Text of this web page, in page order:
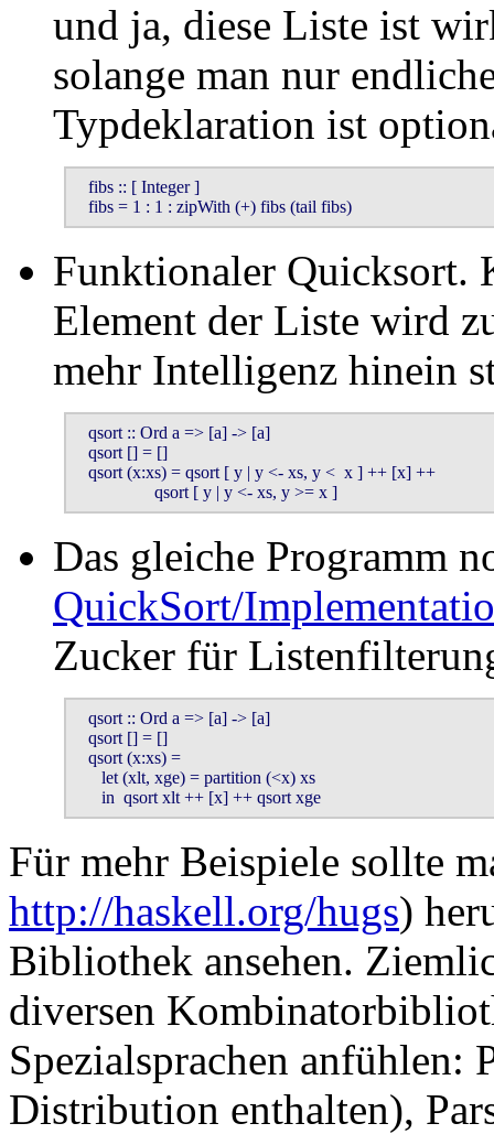
und ja, diese Liste ist
solange man nur
Typdeklaration ist
   fibs :: [ Integer ]
   fibs = 1 : 1 : zipWith (+) fibs (tail fibs)
Funktionaler Quicksort.
Element der Liste wird
mehr Intelligenz hinein
   qsort :: Ord a => [a] -> [a]
   qsort [] = []
   qsort (x:xs) = qsort [ y | y <- xs, y <  x ] ++ [x] ++
                  qsort [ y | y <- xs, y >= x ]
Das gleiche Programm
QuickSort/
Zucker für
   qsort :: Ord a => [a] -> [a]
   qsort [] = []
   qsort (x:xs) =
      let (xlt, xge) = partition (<x) xs
      in  qsort xlt ++ [x] ++ qsort xge
Für mehr Beispiele sollte
http://haskell.org/hugs)
Bibliothek ansehen.
diversen
Spezialsprachen anfühlen:
Distribution enthalten),